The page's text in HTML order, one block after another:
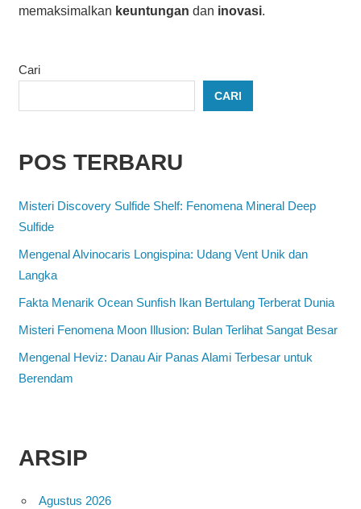
memaksimalkan keuntungan dan inovasi.
Cari
CARI
POS TERBARU
Misteri Discovery Sulfide Shelf: Fenomena Mineral Deep
Sulfide
Mengenal Alvinocaris Longispina: Udang Vent Unik dan
Langka
Fakta Menarik Ocean Sunfish Ikan Bertulang Terberat Dunia
Misteri Fenomena Moon Illusion: Bulan Terlihat Sangat Besar
Mengenal Heviz: Danau Air Panas Alami Terbesar untuk
Berendam
ARSIP
Agustus 2026